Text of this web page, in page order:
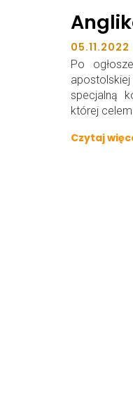
05.11.2022
Po
specjalną
której celem
Czytaj